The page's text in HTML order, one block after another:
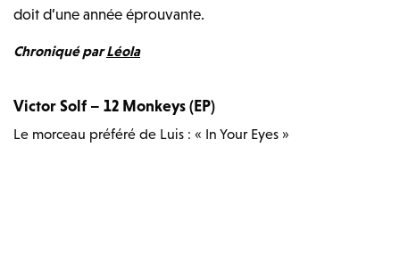
doit d’une année éprouvante.
Chroniqué parLéola
Victor Solf – 12 Monkeys (EP)
Le morceau préféré de Luis : « In Your Eyes »